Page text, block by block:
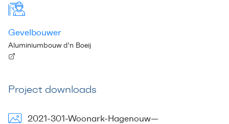
Gevelbouwer
Aluminiumbouw d'n Boeij
Project downloads
2021-301-Woonark-Hagenouw---